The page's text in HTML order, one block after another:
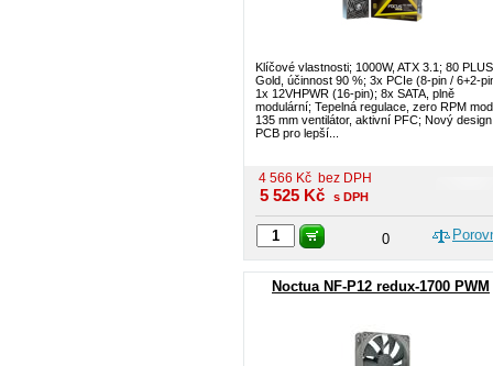
Klíčové vlastnosti; 1000W, ATX 3.1; 80 PLUS
Gold, účinnost 90 %; 3x PCIe (8-pin / 6+2-
1x 12VHPWR (16-pin); 8x SATA, plně
modulární; Tepelná regulace, zero RPM
135 mm ventilátor, aktivní PFC; Nový design
PCB pro lepší...
4 566 Kč bez DPH
5 525 Kč s DPH
0
Noctua NF-P12 redux-1700 PWM